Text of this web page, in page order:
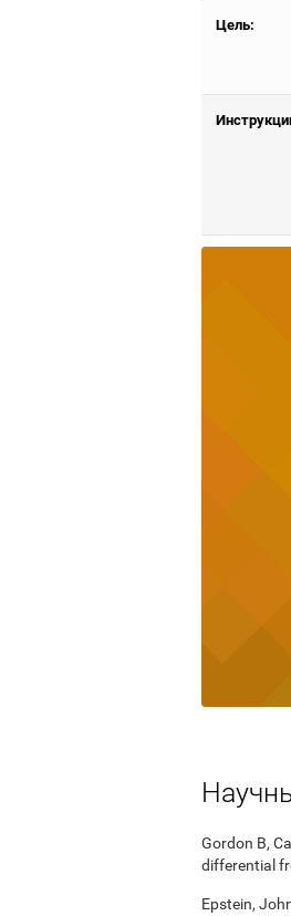
Цель:
Gordon B,
differential
Epstein,